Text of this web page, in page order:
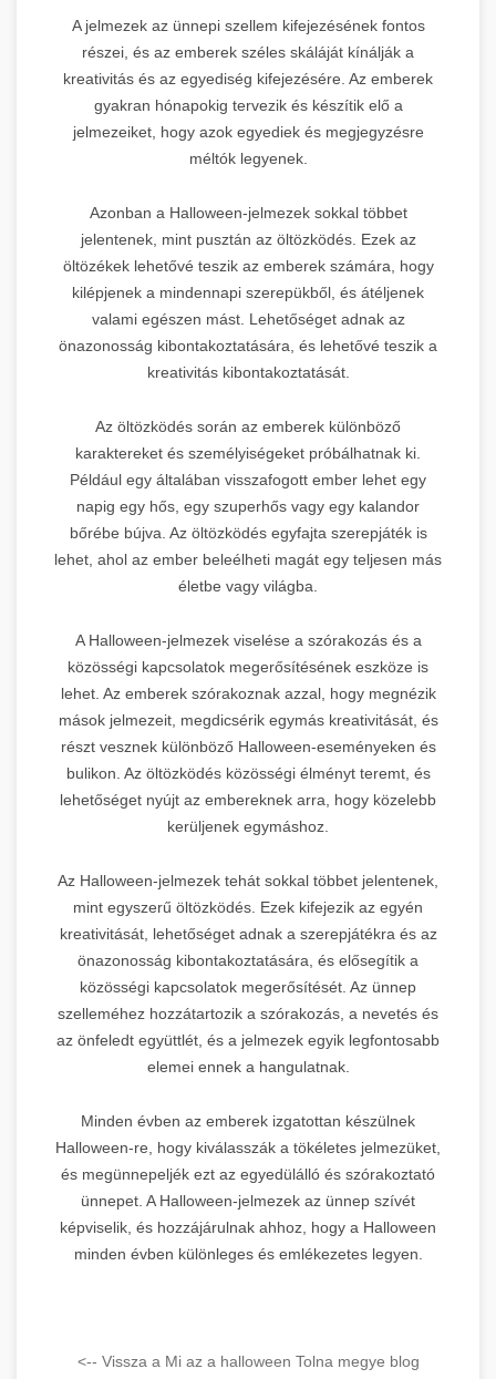
A jelmezek az ünnepi szellem kifejezésének fontos
részei, és az emberek széles skáláját kínálják a
kreativitás és az egyediség kifejezésére. Az emberek
gyakran hónapokig tervezik és készítik elő a
jelmezeiket, hogy azok egyediek és megjegyzésre
méltók legyenek.
Azonban a Halloween-jelmezek sokkal többet
jelentenek, mint pusztán az öltözködés. Ezek az
öltözékek lehetővé teszik az emberek számára, hogy
kilépjenek a mindennapi szerepükből, és átéljenek
valami egészen mást. Lehetőséget adnak az
önazonosság kibontakoztatására, és lehetővé teszik a
kreativitás kibontakoztatását.
Az öltözködés során az emberek különböző
karaktereket és személyiségeket próbálhatnak ki.
Például egy általában visszafogott ember lehet egy
napig egy hős, egy szuperhős vagy egy kalandor
bőrébe bújva. Az öltözködés egyfajta szerepjáték is
lehet, ahol az ember beleélheti magát egy teljesen más
életbe vagy világba.
A Halloween-jelmezek viselése a szórakozás és a
közösségi kapcsolatok megerősítésének eszköze is
lehet. Az emberek szórakoznak azzal, hogy megnézik
mások jelmezeit, megdicsérik egymás kreativitását, és
részt vesznek különböző Halloween-eseményeken és
bulikon. Az öltözködés közösségi élményt teremt, és
lehetőséget nyújt az embereknek arra, hogy közelebb
kerüljenek egymáshoz.
Az Halloween-jelmezek tehát sokkal többet jelentenek,
mint egyszerű öltözködés. Ezek kifejezik az egyén
kreativitását, lehetőséget adnak a szerepjátékra és az
önazonosság kibontakoztatására, és elősegítik a
közösségi kapcsolatok megerősítését. Az ünnep
szelleméhez hozzátartozik a szórakozás, a nevetés és
az önfeledt együttlét, és a jelmezek egyik legfontosabb
elemei ennek a hangulatnak.
Minden évben az emberek izgatottan készülnek
Halloween-re, hogy kiválasszák a tökéletes jelmezüket,
és megünnepeljék ezt az egyedülálló és szórakoztató
ünnepet. A Halloween-jelmezek az ünnep szívét
képviselik, és hozzájárulnak ahhoz, hogy a Halloween
minden évben különleges és emlékezetes legyen.
<-- Vissza a Mi az a halloween Tolna megye blog